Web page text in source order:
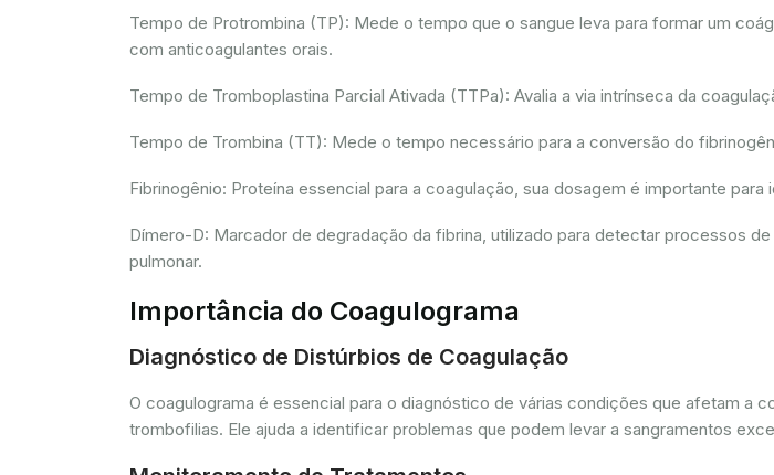
Tempo de Protrombina (TP): Mede o tempo que o sangue leva para formar um
com anticoagulantes orais.
Tempo de Tromboplastina Parcial Ativada (TTPa): Avalia a via intrínseca da
Tempo de Trombina (TT): Mede o tempo necessário para a conversão do
Fibrinogênio: Proteína essencial para a coagulação, sua dosagem é importante
Dímero-D: Marcador de degradação da fibrina, utilizado para detectar processos
pulmonar.
Importância do Coagulograma
Diagnóstico de Distúrbios de Coagulação
O coagulograma é essencial para o diagnóstico de várias condições que afetam a
trombofilias. Ele ajuda a identificar problemas que podem levar a sangramentos